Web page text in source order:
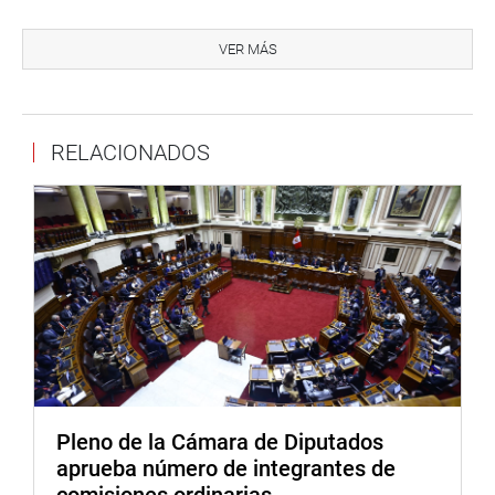
Contraloría General de la República ante la falta de
transparencia y respuesta del exjefe de la Unidad
y legales.
Entre las recomendaciones principales, el informe plantea
mantener actualizado el diagnóstico del proyecto,
incorporando escenarios de cambio climático, balance
hídrico y riesgos de infraestructura; además, formalizar
las mesas técnicas mediante actas y cronogramas, y
continuar la fiscalización del saneamiento físico legal y
levantamientos topográficos.
También se propone coordinar con Cofopri, Midagri, el
Chinecas, para implementar un sistema de alertas
tempranas contra invasiones y exigir la participación
VER MÁS
RELACIONADOS
Pleno de la Cámara de Diputados
aprueba número de integrantes de